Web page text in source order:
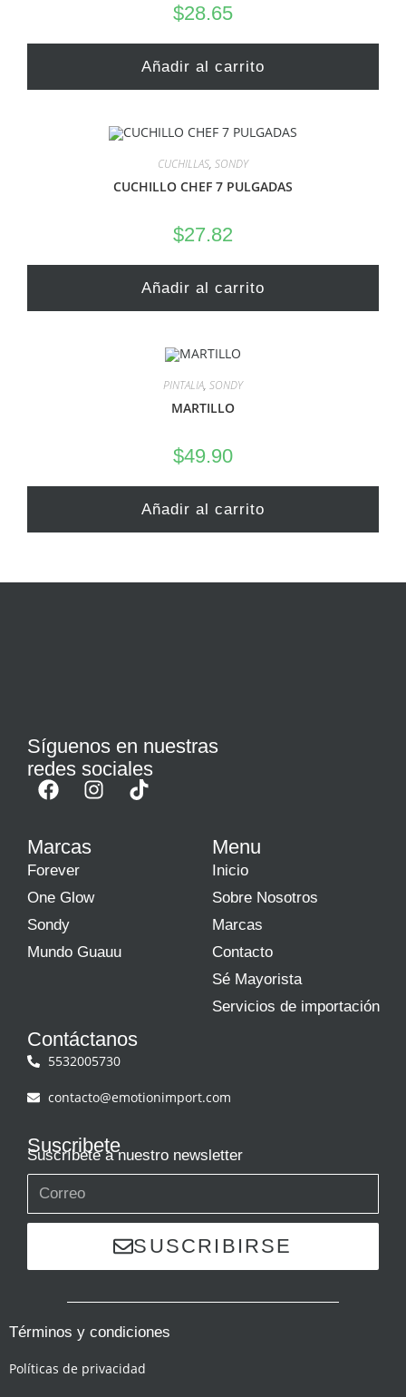
$28.65
Añadir al carrito
CUCHILLAS, SONDY
CUCHILLO CHEF 7 PULGADAS
$27.82
Añadir al carrito
PINTALIA, SONDY
MARTILLO
$49.90
Añadir al carrito
Síguenos en nuestras
redes sociales
Marcas
Forever
One Glow
Sondy
Mundo Guauu
Menu
Inicio
Sobre Nosotros
Marcas
Contacto
Sé Mayorista
Servicios de importación
Contáctanos
5532005730
contacto@emotionimport.com
Suscribete
Suscríbete a nuestro newsletter
SUSCRIBIRSE
Términos y condiciones
Políticas de privacidad